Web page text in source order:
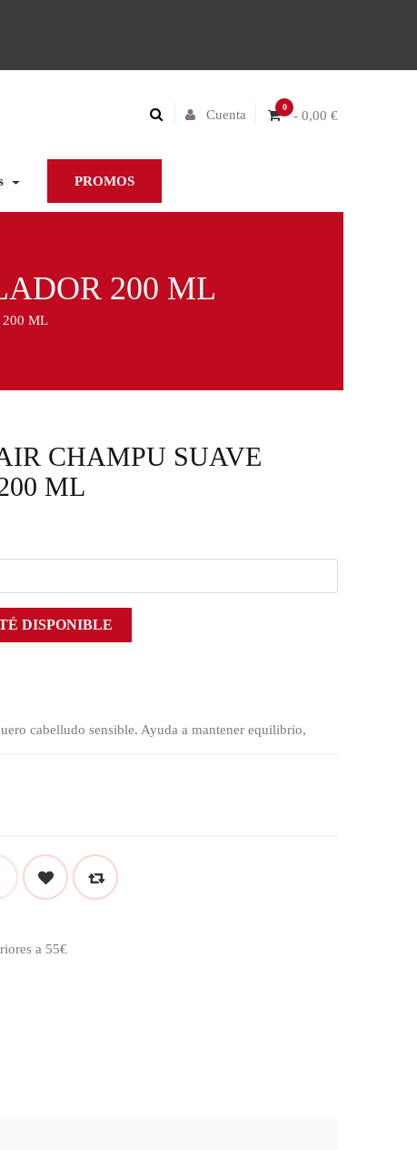
0
- 0,00 €
Cuenta
PROMOS
200 ML
200 ML
CHAMPU SUAVE
ML
DISPONIBLE
cabelludo sensible. Ayuda a mantener equilibrio,
a 55€